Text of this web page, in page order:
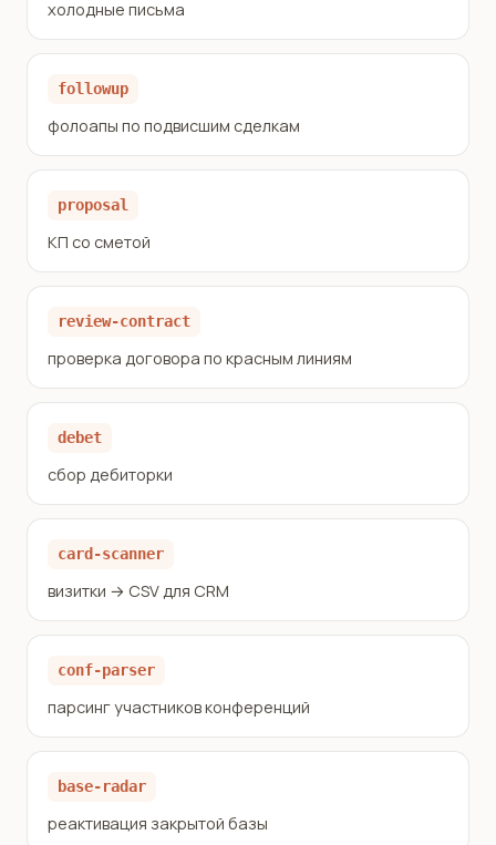
холодные письма
followup
фолоапы по подвисшим сделкам
proposal
КП со сметой
review-contract
проверка договора по красным линиям
debet
сбор дебиторки
card-scanner
визитки → CSV для CRM
conf-parser
парсинг участников конференций
base-radar
реактивация закрытой базы